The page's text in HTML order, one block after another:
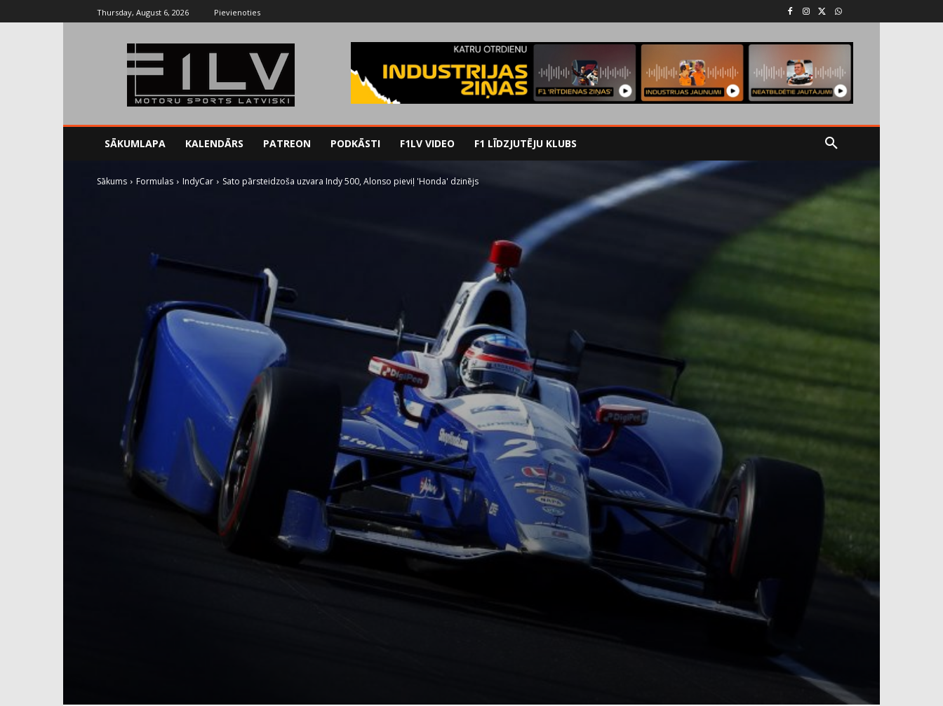
Thursday, August 6, 2026 Pievienoties
SĀKUMLAPA KALENDĀRS PATREON PODKĀSTI F1LV VIDEO F1 LĪDZJUTĒJU KLUBS
Sākums Formulas IndyCar Sato pārsteidzoša uzvara Indy 500, Alonso pieviļ 'Honda' dzinējs